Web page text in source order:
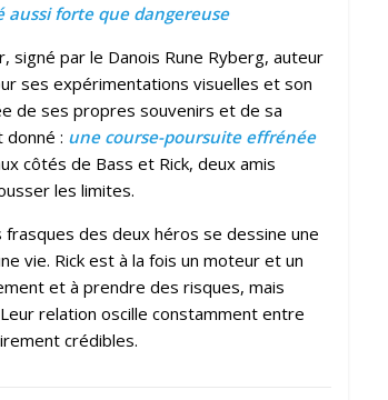
aussi forte que dangereuse
signé par le Danois Rune Ryberg, auteur
ses expérimentations visuelles et son
de ses propres souvenirs et de sa
donné : une course-poursuite effrénée
côtés de Bass et Rick, deux amis
les limites.
frasques des deux héros se dessine une
vie. Rick est à la fois un moteur et un
et à prendre des risques, mais
relation oscille constamment entre
crédibles.